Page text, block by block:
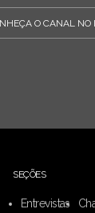
O CANAL NO
SEÇÕES
Entrevistas